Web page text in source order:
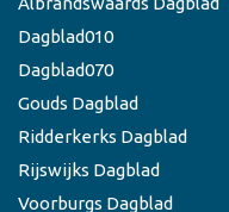
Dagblad010
Dagblad070
Gouds Dagblad
Ridderkerks Dagblad
Rijswijks Dagblad
Voorburgs Dagblad